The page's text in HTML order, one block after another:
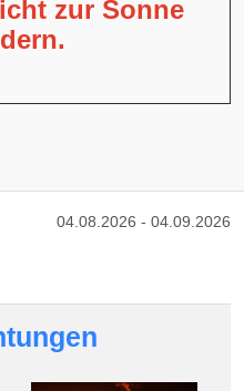
zur Sonne
04.08.2026 - 04.09.2026